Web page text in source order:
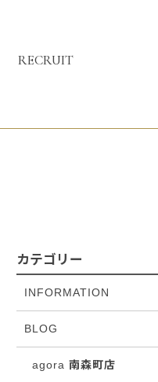
RECRUIT
カテゴリー
INFORMATION
BLOG
agora 南森町店